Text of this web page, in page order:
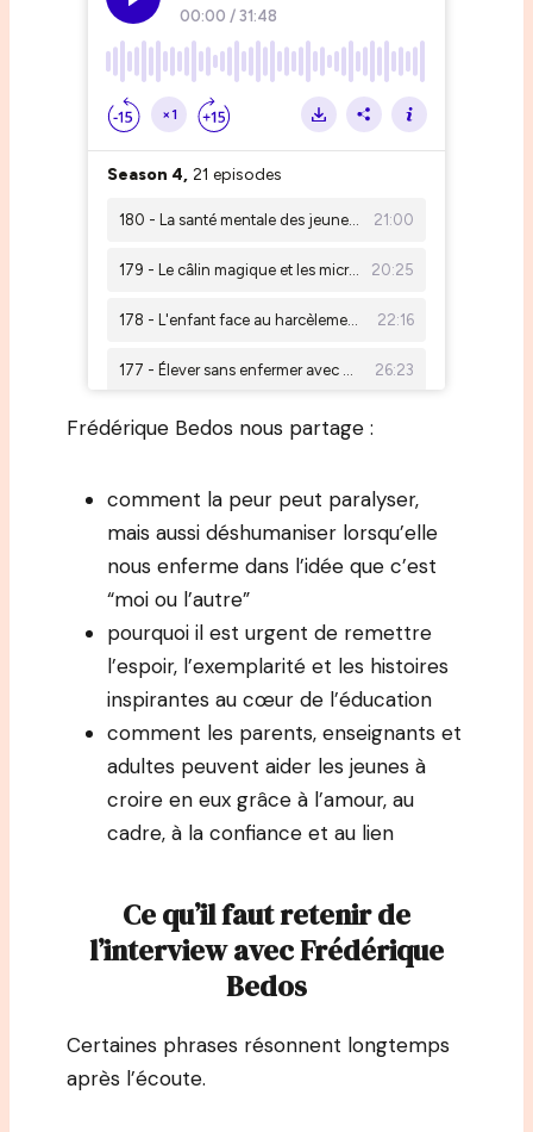
Frédérique Bedos nous partage :
comment la peur peut paralyser,
mais aussi déshumaniser lorsqu’elle
nous enferme dans l’idée que c’est
“moi ou l’autre”
pourquoi il est urgent de remettre
l’espoir, l’exemplarité et les histoires
inspirantes au cœur de l’éducation
comment les parents, enseignants et
adultes peuvent aider les jeunes à
croire en eux grâce à l’amour, au
cadre, à la confiance et au lien
Ce qu’il faut retenir de
l’interview avec Frédérique
Bedos
Certaines phrases résonnent longtemps
après l’écoute.